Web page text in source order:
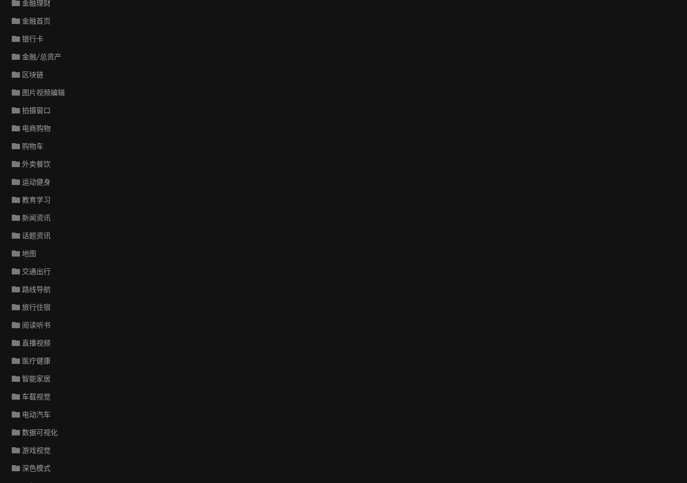
金融理财
金融首页
银行卡
金融/总资产
区块链
图片视频编辑
拍摄窗口
电商购物
购物车
外卖餐饮
运动健身
教育学习
新闻资讯
话题资讯
地图
交通出行
路线导航
旅行住宿
阅读听书
直播视频
医疗健康
智能家居
车载视觉
电动汽车
数据可视化
游戏视觉
深色模式